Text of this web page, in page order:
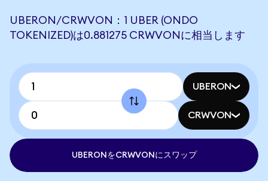
UBERON/CRWVON：1 UBER (ONDO
TOKENIZED)は0.881275 CRWVONに相当します
UBERON
CRWVON
UBERONをCRWVONにスワップ